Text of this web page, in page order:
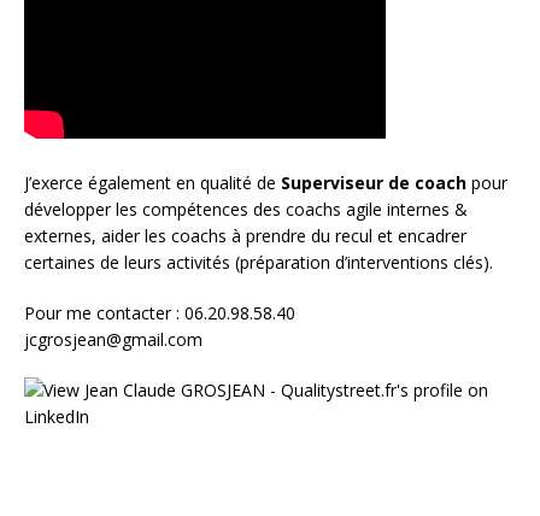
J’exerce également en qualité de Superviseur de coach pour
développer les compétences des coachs agile internes &
externes, aider les coachs à prendre du recul et encadrer
certaines de leurs activités (préparation d’interventions clés).
Pour me contacter : 06.20.98.58.40
jcgrosjean@gmail.com